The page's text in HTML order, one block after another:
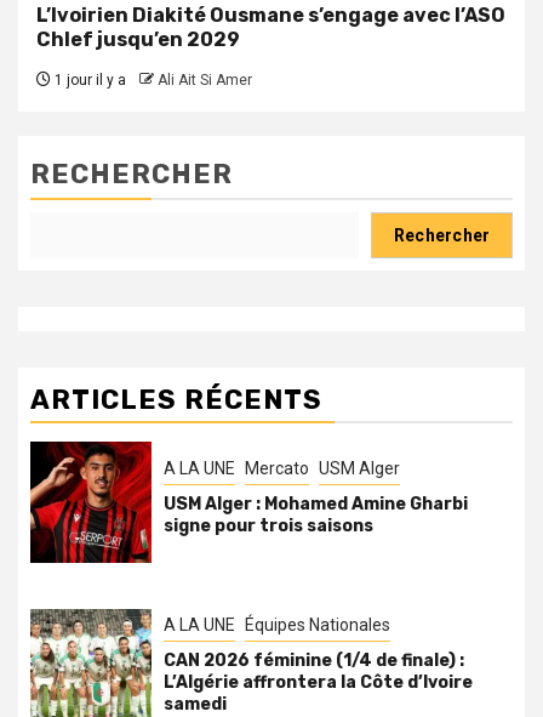
L’Ivoirien Diakité Ousmane s’engage avec l’ASO
Chlef jusqu’en 2029
1 jour il y a Ali Ait Si Amer
RECHERCHER
Rechercher
ARTICLES RÉCENTS
A LA UNE Mercato USM Alger
USM Alger : Mohamed Amine Gharbi
signe pour trois saisons
A LA UNE Équipes Nationales
CAN 2026 féminine (1/4 de finale) :
L’Algérie affrontera la Côte d’Ivoire
samedi